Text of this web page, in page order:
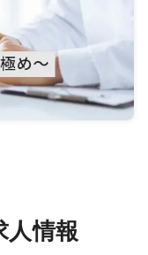
人情報